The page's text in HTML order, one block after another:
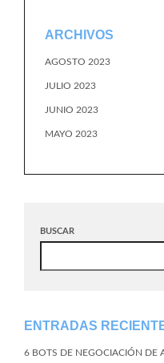
ARCHIVOS
AGOSTO 2023
JULIO 2023
JUNIO 2023
MAYO 2023
BUSCAR
ENTRADAS
6 BOTS DE NEGOCIACIÓN DE